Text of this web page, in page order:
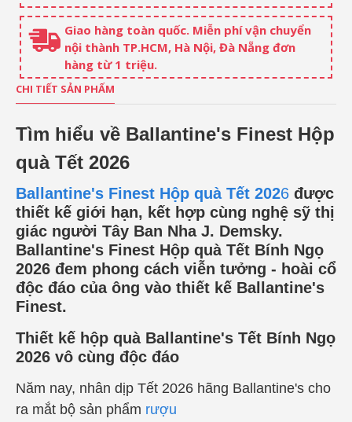
Giao hàng toàn quốc. Miễn phí vận chuyển
nội thành TP.HCM, Hà Nội, Đà Nẵng đơn
hàng từ 1 triệu.
CHI TIẾT SẢN PHẨM
Tìm hiểu về Ballantine's Finest Hộp
quà Tết 2026
Ballantine's Finest Hộp quà Tết 2026 được
thiết kế giới hạn, kết hợp cùng nghệ sỹ thị
giác người Tây Ban Nha J. Demsky.
Ballantine's Finest Hộp quà Tết Bính Ngọ
2026 đem phong cách viễn tưởng - hoài cổ
độc đáo của ông vào thiết kế Ballantine's
Finest.
Thiết kế hộp quà Ballantine's Tết Bính Ngọ
2026 vô cùng độc đáo
Năm nay, nhân dịp Tết 2026 hãng Ballantine's cho
ra mắt bộ sản phẩm rượu